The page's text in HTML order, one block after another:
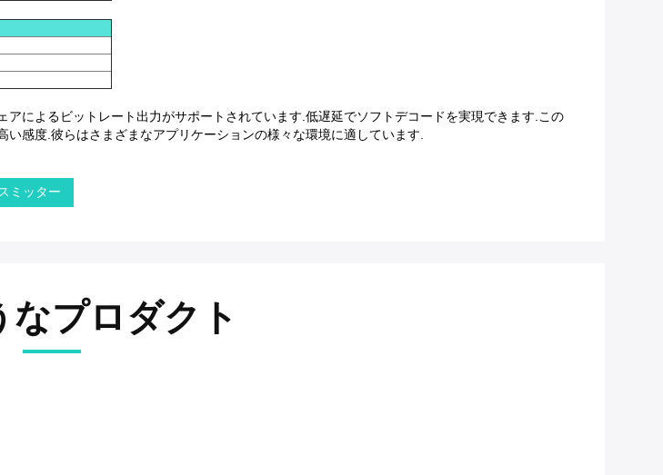
によるビットレート出力がサポートされています.低遅延でソフトデコードを実現できます.この
感度.彼らはさまざまなアプリケーションの様々な環境に適しています.
ミッター
なプロダクト